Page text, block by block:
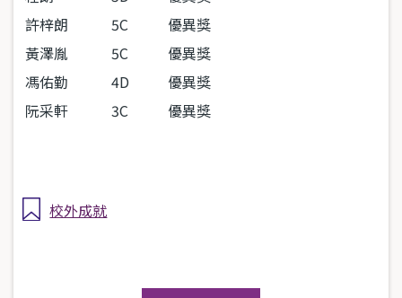
許梓朗
5C
優異獎
黃澤胤
5C
優異獎
馮佑勤
4D
優異獎
阮采軒
3C 優異獎
校外成就